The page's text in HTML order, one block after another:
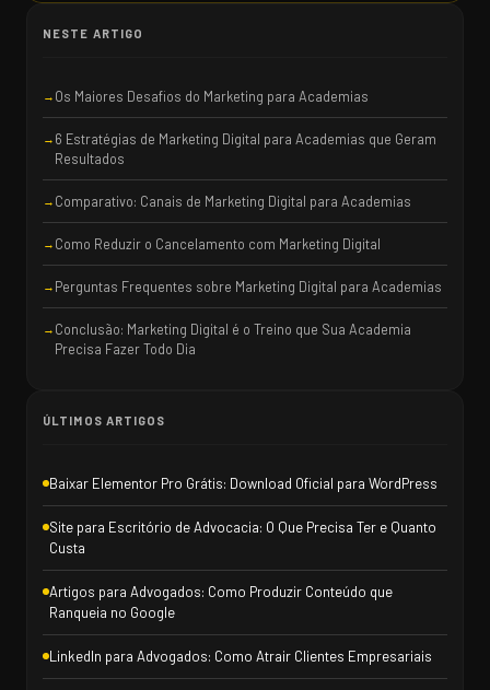
NESTE ARTIGO
Os Maiores Desafios do Marketing para Academias
6 Estratégias de Marketing Digital para Academias que Geram
Resultados
Comparativo: Canais de Marketing Digital para Academias
Como Reduzir o Cancelamento com Marketing Digital
Perguntas Frequentes sobre Marketing Digital para Academias
Conclusão: Marketing Digital é o Treino que Sua Academia
Precisa Fazer Todo Dia
ÚLTIMOS ARTIGOS
Baixar Elementor Pro Grátis: Download Oficial para WordPress
Site para Escritório de Advocacia: O Que Precisa Ter e Quanto
Custa
Artigos para Advogados: Como Produzir Conteúdo que
Ranqueia no Google
LinkedIn para Advogados: Como Atrair Clientes Empresariais